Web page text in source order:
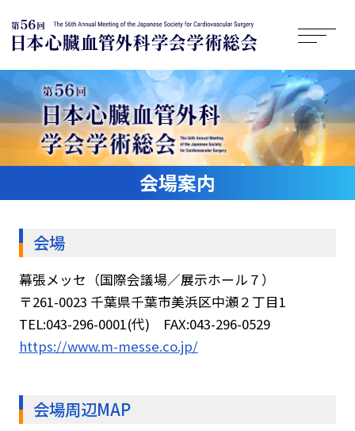
会場案内
会場
幕張メッセ（国際会議場／展示ホール７）
〒261-0023 千葉県千葉市美浜区中瀬２丁目1
TEL:043-296-0001(代) FAX:043-296-0529
https://www.m-messe.co.jp/
会場周辺MAP